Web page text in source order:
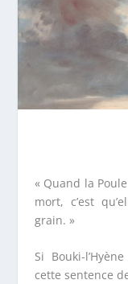
« Quand la
mort, c’est
grain. »
Si Bouki-
cette sentence